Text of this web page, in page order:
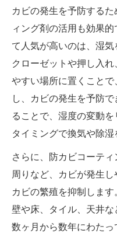
カビの発生を予防する
ィング剤の活用も効果
て人気が高いのは、湿気
クローゼットや押し入
やすい場所に置くこと
し、カビの発生を予防
ることで、湿度の変動
タイミングで換気や除湿
さらに、防カビコーテ
周りなど、カビが発生し
カビの繁殖を抑制します
壁や床、タイル、天井
数ヶ月から数年にわた